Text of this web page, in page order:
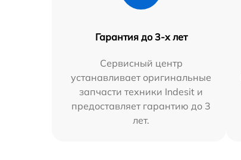
Гарантия до 3-х лет
Сервисный центр
устанавливает оригинальные
запчасти техники Indesit и
предоставляет гарантию до 3
лет.